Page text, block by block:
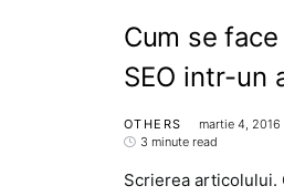
Cum se
SEO intr-un
OTHERS martie 4, 2016
3 minute read
Scrierea articolului.